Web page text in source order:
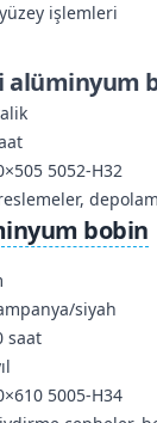
işlemleri
alüminyum
5052-H32
bobin
siyah
saat
5005-H34